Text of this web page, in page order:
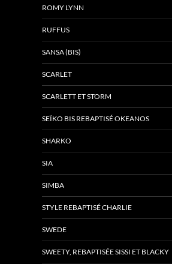
ROMY LYNN
RUFFUS
SANSA (BIS)
SCARLET
SCARLETT ET STORM
SEÏKO BIS REBAPTISÉ OKEANOS
SHARKO
SIA
SIMBA
STYLE REBAPTISÉ CHARLIE
SWEDE
SWEETY, REBAPTISÉE SISSI ET BLACKY